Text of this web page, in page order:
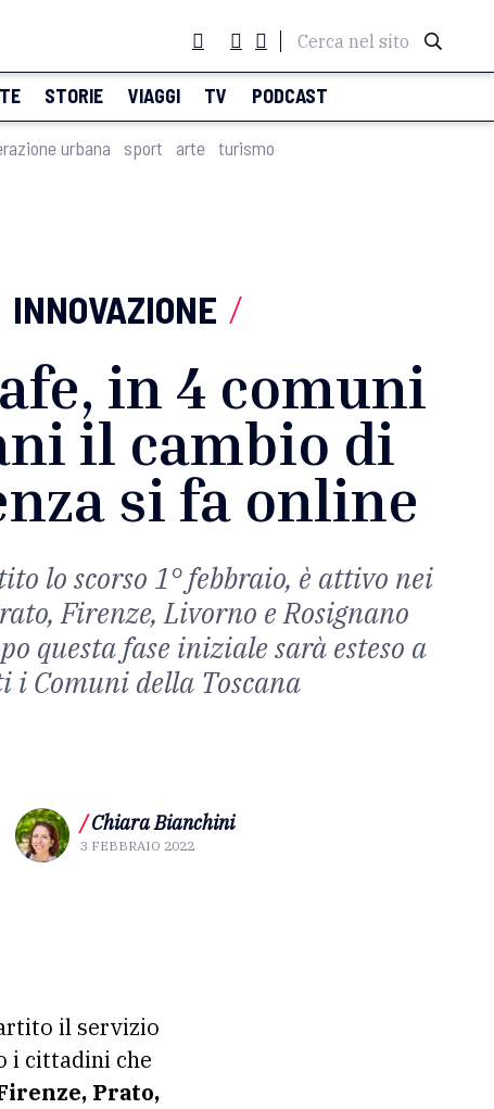
Cerca nel sito
STORIE VIAGGI TV PODCAST
urbana sport arte turismo
INNOVAZIONE /
in 4 comuni
il cambio di
si fa online
lo scorso 1° febbraio, è attivo nei
Firenze, Livorno e Rosignano
questa fase iniziale sarà esteso a
i Comuni della Toscana
/ Chiara Bianchini
3 FEBBRAIO 2022
il servizio
i cittadini che
Prato,